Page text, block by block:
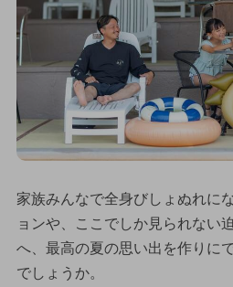
家族みんなで全身びしょぬれに
ョンや、ここでしか見られない
へ、最高の夏の思い出を作りに
でしょうか。